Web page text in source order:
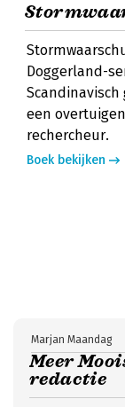
Doggerland-
een
rechercheur.
Boek bekijken
Meer
redactie
Marjan Maandag